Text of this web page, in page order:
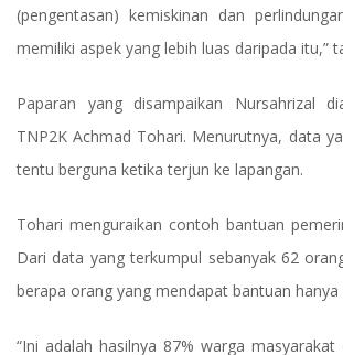
(pengentasan) kemiskinan dan
memiliki aspek yang lebih luas daripada itu,”
Paparan yang disampaikan Nursahrizal
TNP2K Achmad Tohari. Menurutnya, data
tentu berguna ketika terjun ke lapangan.
Tohari menguraikan contoh bantuan
Dari data yang terkumpul sebanyak 62
berapa orang yang mendapat bantuan hanya
“Ini adalah hasilnya 87% warga